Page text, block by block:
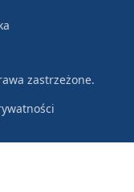
zastrzeżone.